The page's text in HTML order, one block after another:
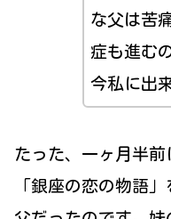
な父は苦
症も進む
今私に出
たった、一ヶ月半
「銀座の恋の物語